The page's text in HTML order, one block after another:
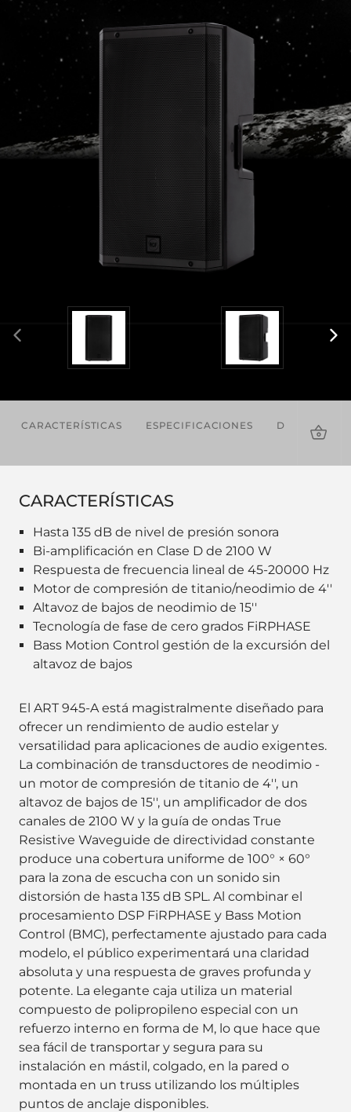
CARACTERÍSTICAS ESPECIFICACIONES DESCARGAS
CARACTERÍSTICAS
Hasta 135 dB de nivel de presión sonora
Bi-amplificación en Clase D de 2100 W
Respuesta de frecuencia lineal de 45-20000 Hz
Motor de compresión de titanio/neodimio de 4''
Altavoz de bajos de neodimio de 15''
Tecnología de fase de cero grados FiRPHASE
Bass Motion Control gestión de la excursión del
altavoz de bajos
El ART 945-A está magistralmente diseñado para
ofrecer un rendimiento de audio estelar y
versatilidad para aplicaciones de audio exigentes.
La combinación de transductores de neodimio -
un motor de compresión de titanio de 4'', un
altavoz de bajos de 15'', un amplificador de dos
canales de 2100 W y la guía de ondas True
Resistive Waveguide de directividad constante
produce una cobertura uniforme de 100° × 60°
para la zona de escucha con un sonido sin
distorsión de hasta 135 dB SPL. Al combinar el
procesamiento DSP FiRPHASE y Bass Motion
Control (BMC), perfectamente ajustado para cada
modelo, el público experimentará una claridad
absoluta y una respuesta de graves profunda y
potente. La elegante caja utiliza un material
compuesto de polipropileno especial con un
refuerzo interno en forma de M, lo que hace que
sea fácil de transportar y segura para su
instalación en mástil, colgado, en la pared o
montada en un truss utilizando los múltiples
puntos de anclaje disponibles.